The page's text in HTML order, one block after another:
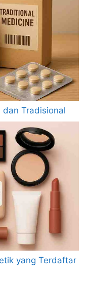
dan Tradisional
yang Terdaftar